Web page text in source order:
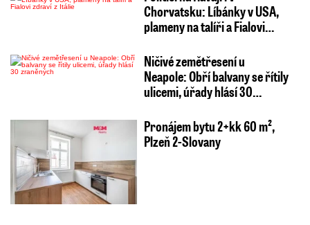
Chorvatsku: Líbánky v USA,
plameny na talíři a Fialovi…
Ničivé zemětřesení u
Neapole: Obří balvany se řítily
ulicemi, úřady hlásí 30…
Pronájem bytu 2+kk 60 m²,
Plzeň 2-Slovany